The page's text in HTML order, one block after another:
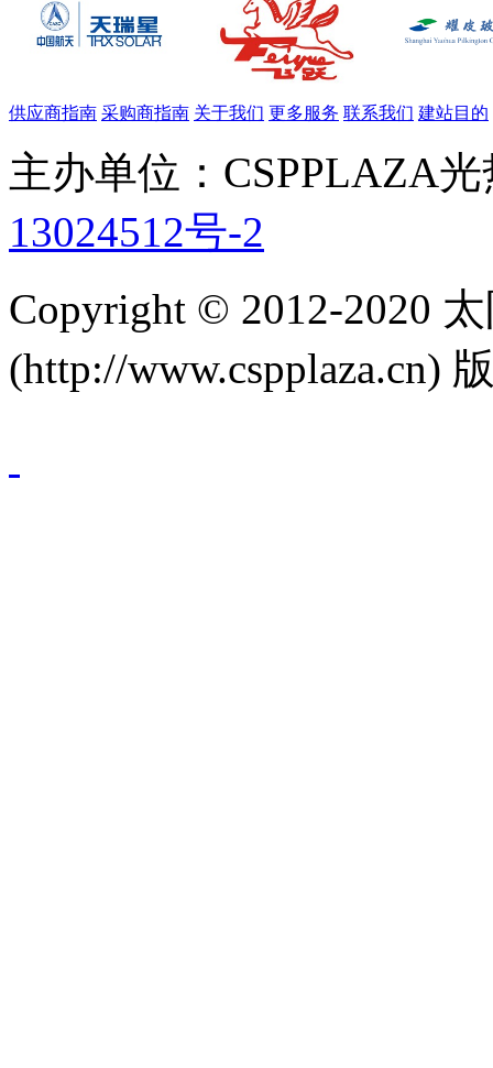
供应商指南 采购商指南 关于我们 更多服务 联系我们 建站目的
主办单位：CSPPLAZA
13024512号-2
Copyright © 2012-2020
(http://www.cspplaza.cn)